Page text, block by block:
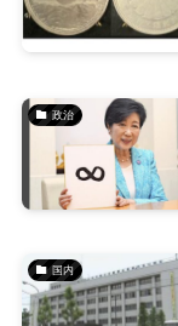
政治
国内